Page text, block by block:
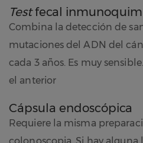
Testfecal
Combina la detección de
mutaciones del ADN del
cada 3 años. Es muy
el anterior
Cápsula endoscópica
Requiere la misma